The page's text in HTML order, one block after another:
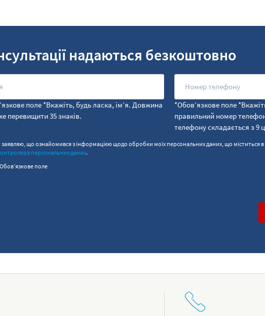
надаються безкоштовно
поле *Вкажіть, будь ласка, ім’я. Довжина
перевищити 35 знаків.
*Обов’язкове поле
правильний номер
телефону складається з 9
заявляю, що ознайомився з інформацією щодо обробки моїх персональних даних, що міститься в
персональних даних.
поле